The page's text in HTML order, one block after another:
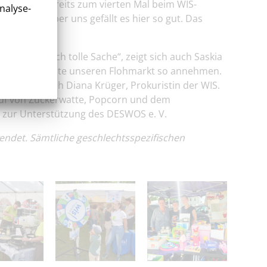
ist bereits zum vierten Mal beim WIS-
fahren, aber uns gefällt es hier so gut. Das
wirklich tolle Sache“, zeigt sich auch Saskia
auch Gäste unseren Flohmarkt so annehmen.
freut sich Diana Krüger, Prokuristin der WIS.
von Zuckerwatte, Popcorn und dem
Unterstützung des DESWOS e. V.
Sämtliche geschlechtsspezifischen